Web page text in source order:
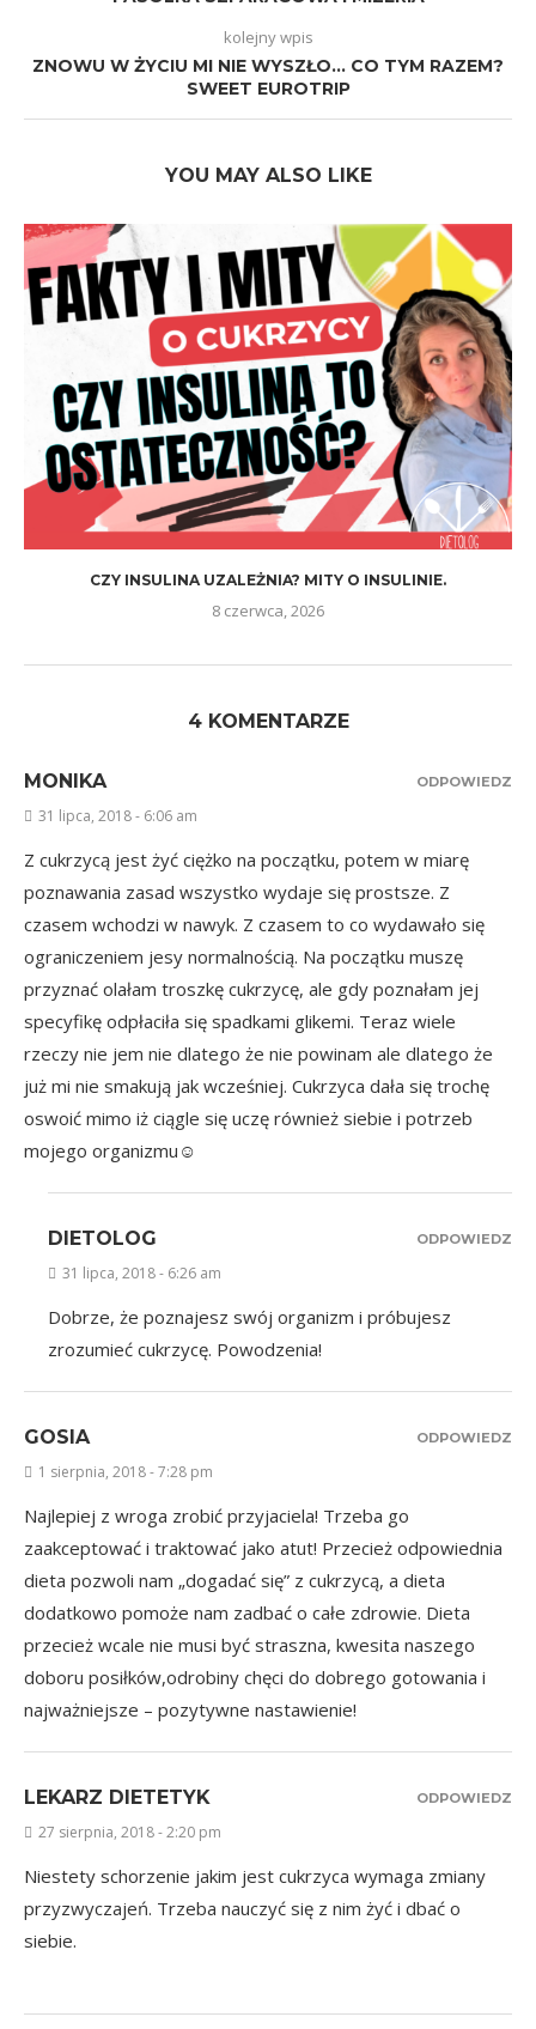
kolejny wpis
ZNOWU W ŻYCIU MI NIE WYSZŁO… CO TYM RAZEM?
SWEET EUROTRIP
YOU MAY ALSO LIKE
CZY INSULINA UZALEŻNIA? MITY O INSULINIE.
8 czerwca, 2026
4 KOMENTARZE
MONIKA
31 lipca, 2018 - 6:06 am
Z cukrzycą jest żyć ciężko na początku, potem w miarę
poznawania zasad wszystko wydaje się prostsze. Z
czasem wchodzi w nawyk. Z czasem to co wydawało się
ograniczeniem jesy normalnością. Na początku muszę
przyznać olałam troszkę cukrzycę, ale gdy poznałam jej
specyfikę odpłaciła się spadkami glikemi. Teraz wiele
rzeczy nie jem nie dlatego że nie powinam ale dlatego że
już mi nie smakują jak wcześniej. Cukrzyca dała się trochę
oswoić mimo iż ciągle się uczę również siebie i potrzeb
mojego organizmu☺
ODPOWIEDZ
DIETOLOG
31 lipca, 2018 - 6:26 am
Dobrze, że poznajesz swój organizm i próbujesz
zrozumieć cukrzycę. Powodzenia!
ODPOWIEDZ
GOSIA
1 sierpnia, 2018 - 7:28 pm
Najlepiej z wroga zrobić przyjaciela! Trzeba go
zaakceptować i traktować jako atut! Przecież odpowiednia
dieta pozwoli nam „dogadać się” z cukrzycą, a dieta
dodatkowo pomoże nam zadbać o całe zdrowie. Dieta
przecież wcale nie musi być straszna, kwesita naszego
doboru posiłków,odrobiny chęci do dobrego gotowania i
najważniejsze – pozytywne nastawienie!
ODPOWIEDZ
LEKARZ DIETETYK
27 sierpnia, 2018 - 2:20 pm
Niestety schorzenie jakim jest cukrzyca wymaga zmiany
przyzwyczajeń. Trzeba nauczyć się z nim żyć i dbać o
siebie.
ODPOWIEDZ